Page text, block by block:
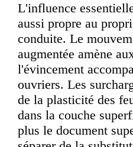
L'influence
aussi propre au
conduite. Le
augmentée amène
l'évincement
ouvriers. Les
de la plasticité des
dans la couche
plus le document